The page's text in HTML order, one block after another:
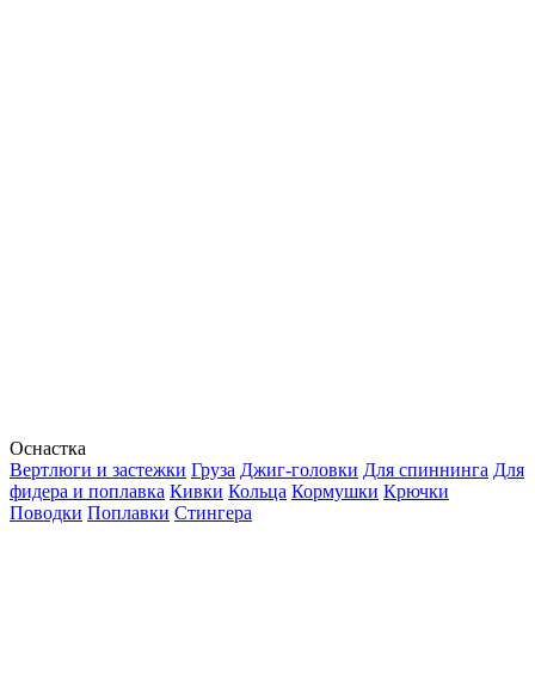
Оснастка
Вертлюги и застежки Груза Джиг-головки Для спиннинга Для
фидера и поплавка Кивки Кольца Кормушки Крючки
Поводки Поплавки Стингера